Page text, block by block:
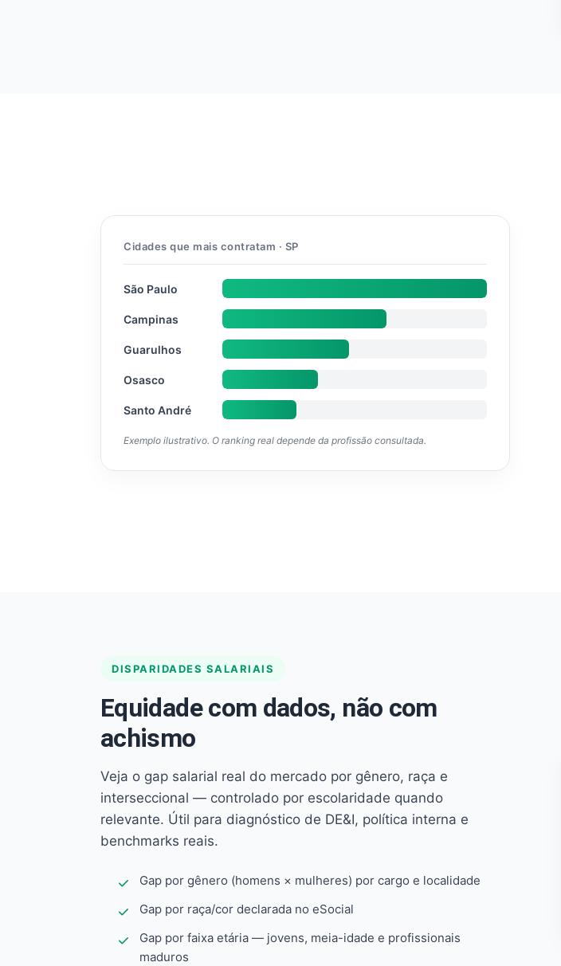
Cidades que mais contratam · SP
São Paulo
Campinas
Guarulhos
Osasco
Santo André
Exemplo ilustrativo. O ranking real depende da profissão consultada.
DISPARIDADES SALARIAIS
Equidade com dados, não com
achismo
Veja o gap salarial real do mercado por gênero, raça e
interseccional — controlado por escolaridade quando
relevante. Útil para diagnóstico de DE&I, política interna e
benchmarks reais.
Gap por gênero (homens × mulheres) por cargo e localidade
Gap por raça/cor declarada no eSocial
Gap por faixa etária — jovens, meia-idade e profissionais
maduros